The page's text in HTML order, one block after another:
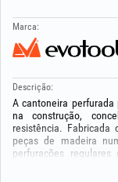
Marca:
Descrição:
A cantoneira
na construção,
resistência.
peças de madeira
perfurações
madeira. Como